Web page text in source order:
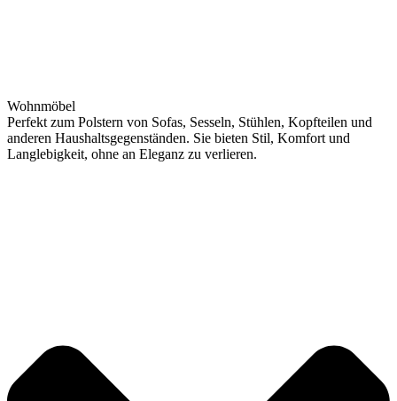
Wohnmöbel
Perfekt zum Polstern von Sofas, Sesseln, Stühlen, Kopfteilen und
anderen Haushaltsgegenständen. Sie bieten Stil, Komfort und
Langlebigkeit, ohne an Eleganz zu verlieren.